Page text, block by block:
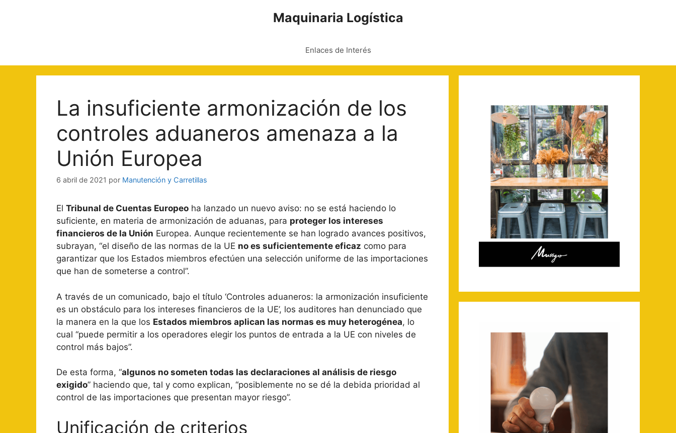
Maquinaria Logística
Enlaces de Interés
La insuficiente armonización de los
controles aduaneros amenaza a la
Unión Europea
6 abril de 2021 por Manutención y Carretillas
El Tribunal de Cuentas Europeo ha lanzado un nuevo aviso: no se está haciendo lo
suficiente, en materia de armonización de aduanas, para proteger los intereses
financieros de la Unión Europea. Aunque recientemente se han logrado avances positivos,
subrayan, “el diseño de las normas de la UE no es suficientemente eficaz como para
garantizar que los Estados miembros efectúen una selección uniforme de las importaciones
que han de someterse a control”.
A través de un comunicado, bajo el título ‘Controles aduaneros: la armonización insuficiente
es un obstáculo para los intereses financieros de la UE’, los auditores han denunciado que
la manera en la que los Estados miembros aplican las normas es muy heterogénea, lo
cual “puede permitir a los operadores elegir los puntos de entrada a la UE con niveles de
control más bajos”.
De esta forma, “algunos no someten todas las declaraciones al análisis de riesgo
exigido” haciendo que, tal y como explican, “posiblemente no se dé la debida prioridad al
control de las importaciones que presentan mayor riesgo”.
Unificación de criterios